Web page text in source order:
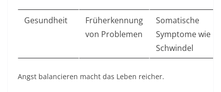
Gesundheit
Früherkennung
von Problemen
Somatische
Symptome wie
Schwindel ​
Angst balancieren macht das Leben reicher.​